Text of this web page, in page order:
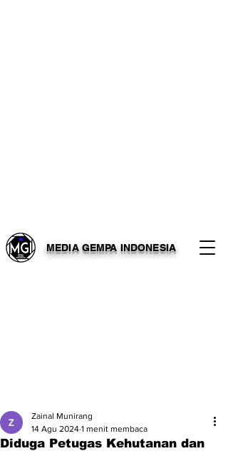
MEDIA GEMPA INDONESIA
Diduga Petugas Kehutanan dan
Zainal Munirang
14 Agu 2024 1 menit membaca